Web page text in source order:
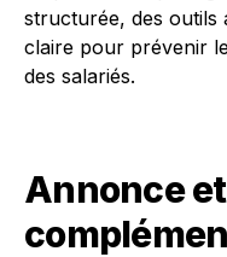
structurée, des outils
claire pour prévenir
des salariés.
Annonce